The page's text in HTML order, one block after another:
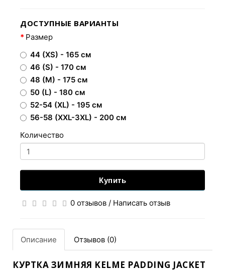
ДОСТУПНЫЕ ВАРИАНТЫ
Размер
44 (XS) - 165 см
46 (S) - 170 см
48 (M) - 175 см
50 (L) - 180 см
52-54 (XL) - 195 см
56-58 (XXL-3XL) - 200 см
Количество
Купить
0 отзывов / Написать отзыв
Описание Отзывов (0)
КУРТКА ЗИМНЯЯ KELME PADDING JACKET